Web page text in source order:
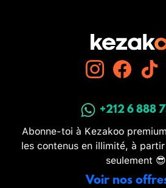
+212 6 888
Abonne-toi à Kezakoo
les contenus en illimité, à
seulement 😎
Voir nos